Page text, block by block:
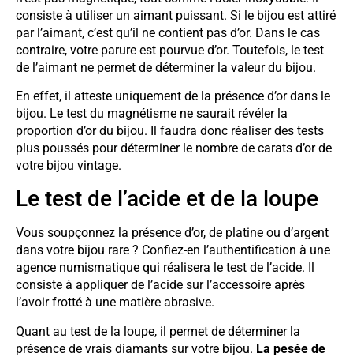
consiste à utiliser un aimant puissant. Si le bijou est attiré
par l’aimant, c’est qu’il ne contient pas d’or. Dans le cas
contraire, votre parure est pourvue d’or. Toutefois, le test
de l’aimant ne permet de déterminer la valeur du bijou.
En effet, il atteste uniquement de la présence d’or dans le
bijou. Le test du magnétisme ne saurait révéler la
proportion d’or du bijou. Il faudra donc réaliser des tests
plus poussés pour déterminer le nombre de carats d’or de
votre bijou vintage.
Le test de l’acide et de la loupe
Vous soupçonnez la présence d’or, de platine ou d’argent
dans votre bijou rare ? Confiez-en l’authentification à une
agence numismatique qui réalisera le test de l’acide. Il
consiste à appliquer de l’acide sur l’accessoire après
l’avoir frotté à une matière abrasive.
Quant au test de la loupe, il permet de déterminer la
présence de vrais diamants sur votre bijou. La pesée de